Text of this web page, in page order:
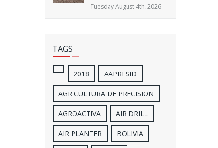
Tuesday August 4th, 2026
TAGS
2018 AAPRESID
AGRICULTURA DE PRECISION
AGROACTIVA AIR DRILL
AIR PLANTER BOLIVIA